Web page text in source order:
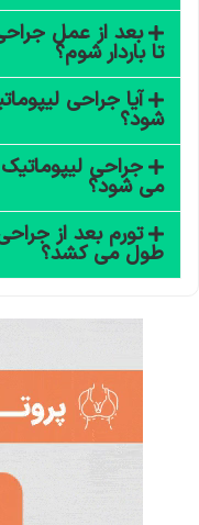
بعد از عمل
تا باردار شوم؟
آیا جراحی
شود؟
جراحی
می شود؟
تورم بعد از
طول می کشد؟